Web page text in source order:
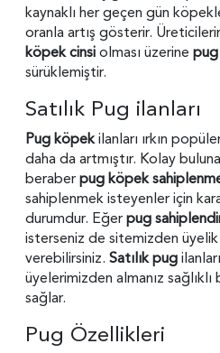
kaynaklı her geçen gün
oranla artış gösterir.
köpek cinsiolması üzerine
sürüklemiştir.
Satılık Pug ilanları
Pug köpekilanları ırkın
daha da artmıştır. Kolay
beraberpug köpek
sahiplenmek isteyenler için
durumdur. Eğerpug
isterseniz de sitemizden
verebilirsiniz. Satılık pug
üyelerimizden almanız
sağlar.
Pug Özellikleri